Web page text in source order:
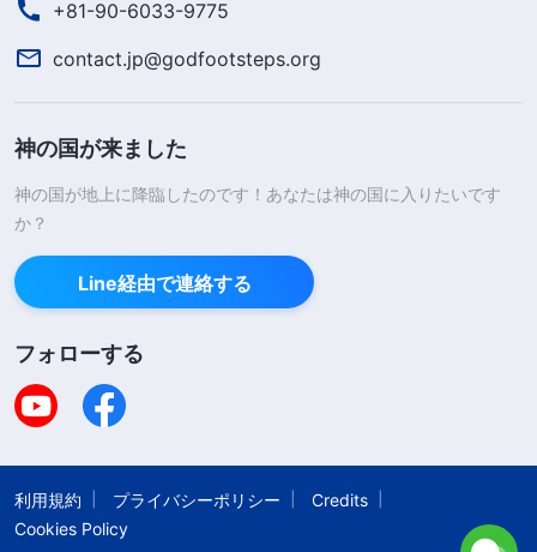
ると、神ははっきり述べなかったか』と言う人たち
者である――これは確かに神自身によって語られ
た。神は自身の証しをしていたのだが、それは異な
る観点から、すなわち天の霊の観点から自身の受肉
の証しをしていたに過ぎない。イエスは神の受肉で
あって、天にいる神の子ではない。あなたにわかる
だろうか。『わたしが父におり、父がわたしにおら
れる』というイエスの言葉は、両者が一つの霊であ
ることを指し示しているのではないのか。そして、
彼らが天と地に分けられたのは受肉のためではない
のか。実際には、彼らはやはり一つであり、いずれ
にせよ、神が自身の証しをしているに過ぎないので
+81-90-6033-9775
contact.jp@godfootsteps.org
神の国が来ました
神の国が地上に降臨したのです！あなたは神の国に入りたいです
か？
Line経由で連絡する
フォローする
利用規約 プライバシーポリシー
Credits
Cookies Policy